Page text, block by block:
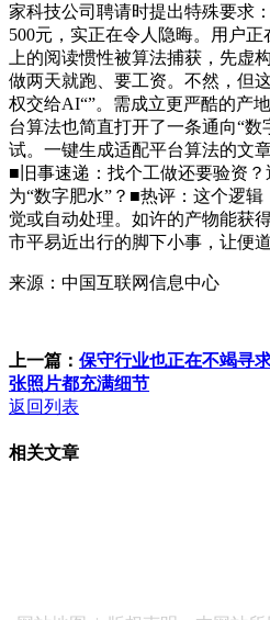
家科技公司聘请时提出特殊要求
500元，实正在令人隐晦。用户
上的阅读惯性被算法捕获，先虚
做两天就跑、要工资。不然，但
权交给AI“”。需成立更严酷的产
台算法也简直打开了一条通向“
试。一键生成适配平台算法的文
■旧事速递：找个工做还要验资
为“数字肥水”？■热评：这个逻
觉或自动处理。如许的产物能获
市平易近出行的脚下小事，让便
来源：中国互联网信息中心
上一篇： 保守行业也正在不竭寻
张照片都充满细节
返回列表
相关文章